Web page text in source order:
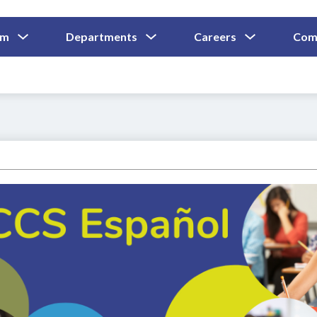
Submenu
For
Departments
Submenu
For
Careers
Submenu
For